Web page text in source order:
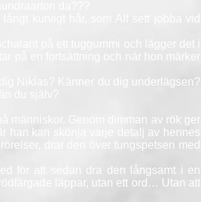
på ett tuggummi och lägger det i
på en fortsättning och när hon märker
Niklas? Känner du dig underlägsen?
du själv?
människor. Genom dimman av rök ger
han kan skönja varje detalj av hennes
drar den över tungspetsen med
för att sedan dra den långsamt i en
läppar, utan ett ord… Utan att